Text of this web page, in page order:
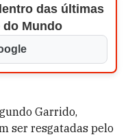
das últimas
Mundo
Garrido,
ser resgatadas pelo